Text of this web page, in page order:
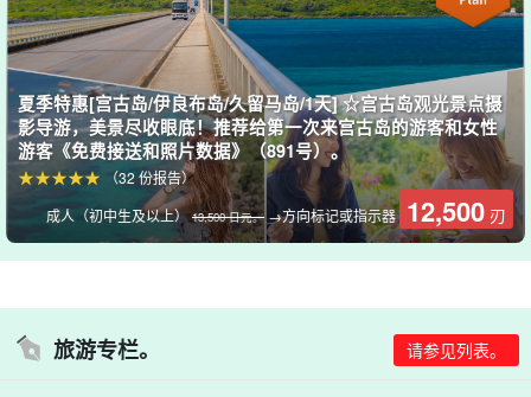
夏季特惠[宫古岛/伊良布岛/久留马岛/1天] ☆宫古岛观光景点摄
影导游，美景尽收眼底！推荐给第一次来宫古岛的游客和女性
游客《免费接送和照片数据》（891号）。
成人（初中生及以上） 13,500 日元。 →方向标记或指示器 12,500 刃
（32 份报告）
旅游专栏。 请参见列表。